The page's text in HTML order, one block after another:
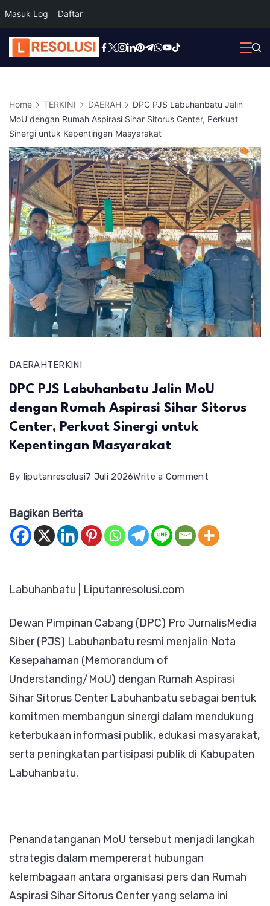
Masuk Log Daftar
Skip
to
Home TERKINI DAERAH
DPC PJS Labuhanbatu Jalin
MoU dengan Rumah Aspirasi Sihar Sitorus Center, Perkuat
Sinergi untuk Kepentingan Masyarakat
DAERAHTERKINI
DPC PJS Labuhanbatu Jalin MoU
dengan Rumah Aspirasi Sihar Sitorus
Center, Perkuat Sinergi untuk
Kepentingan Masyarakat
By liputanresolusi7 Juli 2026Write a Commenton
Labuhanbatu
Aspirasi
Sihar
Center,
Perkuat
Sinergi
untuk
Kepentingan
Bagikan Berita
Labuhanbatu | Liputanresolusi.com
Dewan Pimpinan Cabang (DPC) Pro JurnalisMedia
Siber (PJS) Labuhanbatu resmi menjalin Nota
Kesepahaman (Memorandum of
Understanding/MoU) dengan Rumah Aspirasi
Sihar Sitorus Center Labuhanbatu sebagai bentuk
komitmen membangun sinergi dalam mendukung
keterbukaan informasi publik, edukasi masyarakat,
serta peningkatan partisipasi publik di Kabupaten
Labuhanbatu.
Penandatanganan MoU tersebut menjadi langkah
strategis dalam mempererat hubungan
kelembagaan antara organisasi pers dan Rumah
Aspirasi Sihar Sitorus Center yang selama ini